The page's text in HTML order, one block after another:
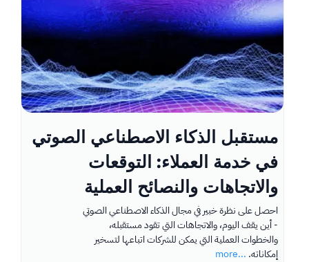
مستقبل الذكاء الاصطناعي الصوتي
في خدمة العملاء: التوقعات
والاتجاهات والنصائح العملية
احصل على نظرة خبير في مجال الذكاء الاصطناعي الصوتي
- أين يقف اليوم، والاتجاهات التي تقود مستقبله،
والخطوات العملية التي يمكن للشركات اتباعها لتسخير
إمكاناته. ...more